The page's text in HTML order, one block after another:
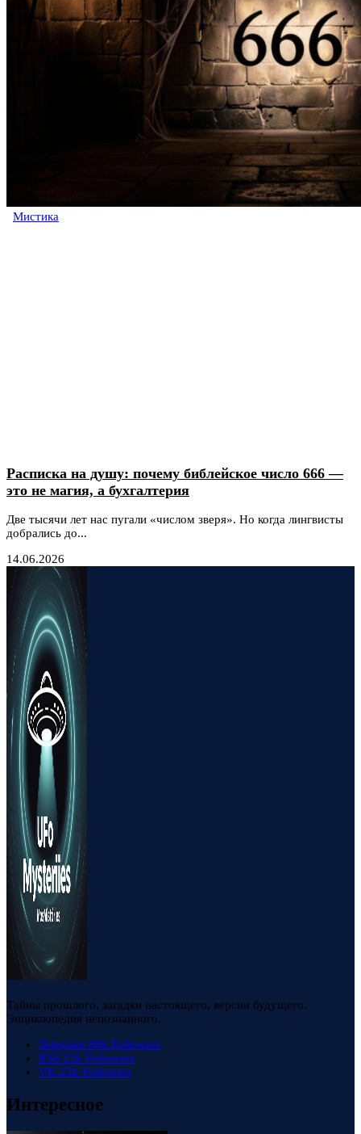
Мистика
Расписка на душу: почему библейское число 666 —
это не магия, а бухгалтерия
Две тысячи лет нас пугали «числом зверя». Но когда лингвисты
добрались до...
14.06.2026
Тайны прошлого, загадки настоящего, версии будущего.
Энциклопедия непознанного.
Telegram 88k Followers
RSS 23k Followers
VK 23k Followers
Интересное